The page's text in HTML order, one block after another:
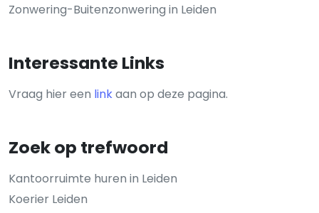
Zonwering-Buitenzonwering in Leiden
Interessante Links
Vraag hier een linkaan op deze pagina.
Zoek op trefwoord
Kantoorruimte huren in Leiden
Koerier Leiden